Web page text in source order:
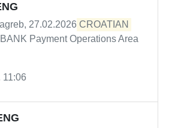
27.02.2026 CROATIAN
Payment Operations Area
11:06